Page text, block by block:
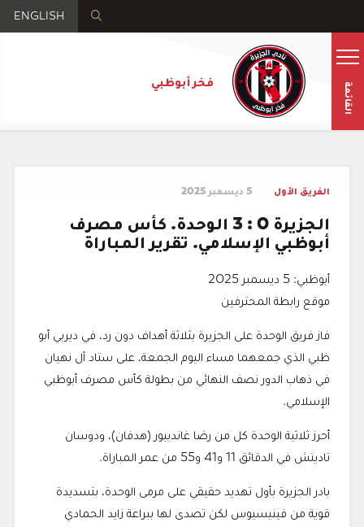
ENGLISH
فخر أبوظبي القائمة
الفريق الأول 5 ديسمبر 2025
الجزيرة 0 : 3 الوحدة. كأس مصرف
أبوظبي الإسلامي. تقرير المباراة
أبوظبي: 5 ديسمبر 2025
موقع رابطة المحترفين
فاز فريق الوحدة على الجزيرة بثلاثة أهداف دون رد، في ديربي أبو
ظبي الذي جمعهما مساء اليوم الجمعة، على ستاد آل نهيان
في ذهاب الدور نصف النهائي من بطولة كأس مصرف أبوظبي
الإسلامي.
أحرز ثلاثية الوحدة كل من رضا غانديبور (هدفان)، ودوسان
تاديتش في الدقائق 11 و41 و55 من عمر المباراة.
بادر الجزيرة بأول تهديد حقيقي على مرمى الوحدة، بتسديدة
قوية من فينيسيوس لكن تصدى لها ببراعة زايد الحمادي